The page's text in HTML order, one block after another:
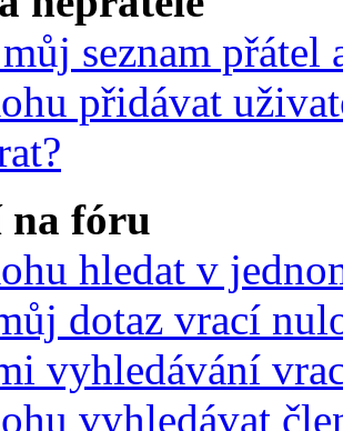
seznam přátel
přidávat
na fóru
hledat v
dotaz vrací
vyhledávání
vyhledávat